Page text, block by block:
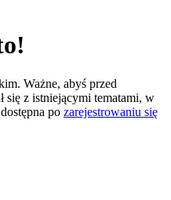
Ważne, abyś przed
się z istniejącymi tematami, w
po zarejestrowaniu się